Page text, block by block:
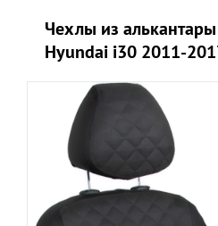
Чехлы из
Hyundai i30 2011-